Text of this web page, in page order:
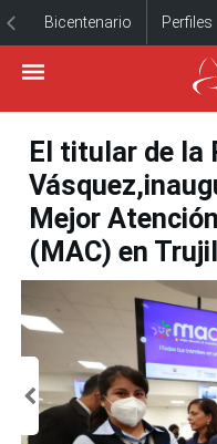
Bicentenario Perfiles
El titular de la
Mejor
(MAC) en